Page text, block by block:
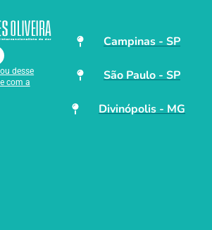
desse
com a
Campinas - SP
São Paulo - SP
Divinópolis - MG